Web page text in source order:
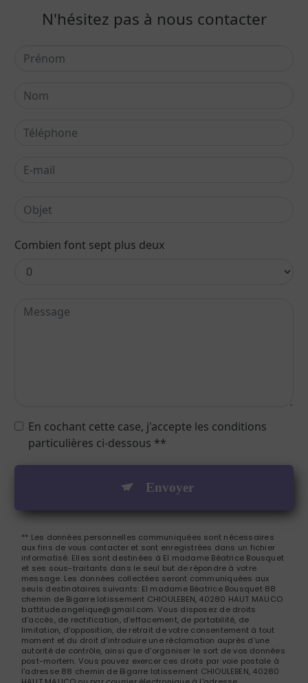
N'hésitez pas à nous contacter
Combien font sept plus deux
En cochant cette case, j'accepte les conditions
particulières ci-dessous **
Envoyer
** Les données personnelles communiquées sont nécessaires
aux fins de vous contacter et sont enregistrées dans un fichier
informatisé. Elles sont destinées à El madame Béatrice Bousquet
et ses sous-traitants dans le seul but de répondre à votre
message. Les données collectées seront communiquées aux
seuls destinataires suivants: El madame Béatrice Bousquet 88
chemin de Bigarre lotissement CHIOULEBEN, 40280 HAUT MAUCO
b.attitude.angelique@gmail.com. Vous disposez de droits
d’accès, de rectification, d’effacement, de portabilité, de
limitation, d’opposition, de retrait de votre consentement à tout
moment et du droit d’introduire une réclamation auprès d’une
autorité de contrôle, ainsi que d’organiser le sort de vos données
post-mortem. Vous pouvez exercer ces droits par voie postale à
l'adresse 88 chemin de Bigarre lotissement CHIOULEBEN, 40280